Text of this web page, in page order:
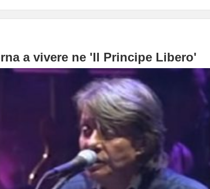
a vivere ne 'Il Principe Libero'